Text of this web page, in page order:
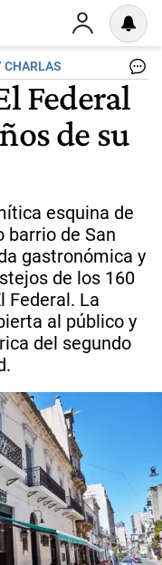
CHARLAS
Federal
de su
esquina de
barrio de San
gastronómica y
de los 160
Federal. La
al público y
del segundo